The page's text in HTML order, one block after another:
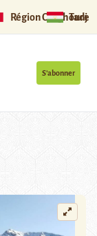
Région Ouïghoure
S’abonner